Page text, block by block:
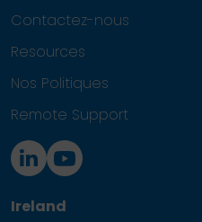
Contactez-nous
Resources
Nos Politiques
Remote Support
Ireland